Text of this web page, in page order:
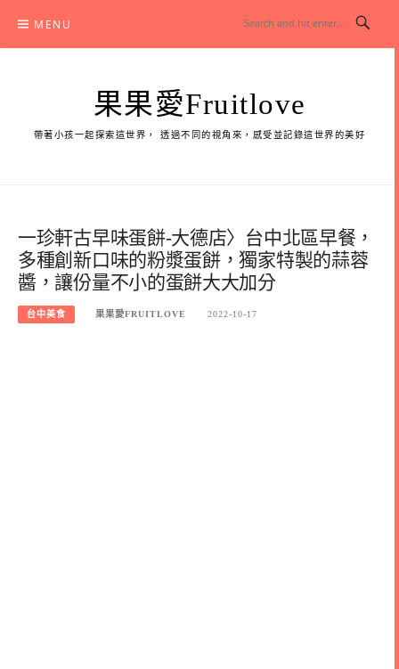
content
MENU
果果愛Fruitlove
帶著小孩一起探索這世界， 透過不同的視角來，感受並記錄這世界的美好
一珍軒古早味蛋餅-大德店〉台中北區早餐，
多種創新口味的粉漿蛋餅，獨家特製的蒜蓉
醬，讓份量不小的蛋餅大大加分
台中美食 果果愛FRUITLOVE 2022-10-17